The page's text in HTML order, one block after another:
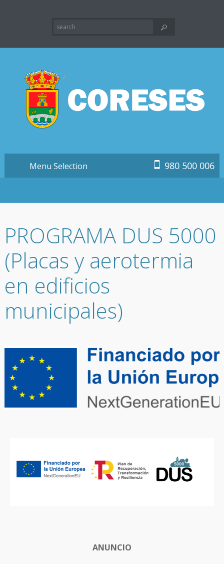
980 500 006
PROGRAMA DUS 5000
(Placas y aerotermia
en edificios
municipales)
ANUNCIO